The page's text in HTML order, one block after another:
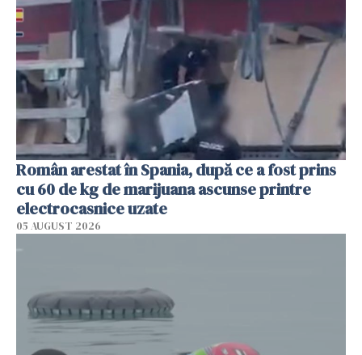
Român arestat în Spania, după ce a fost prins
cu 60 de kg de marijuana ascunse printre
electrocasnice uzate
05 AUGUST 2026